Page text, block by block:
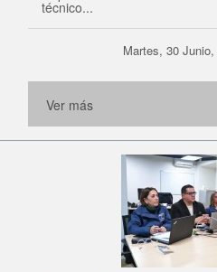
técnico...
Martes, 30
Ver más